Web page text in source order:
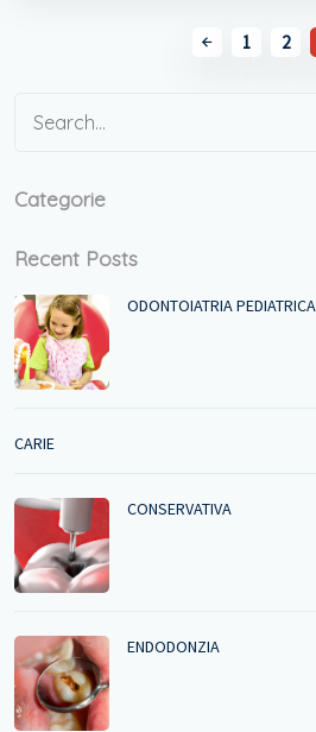
1 2
Categorie
Recent Posts
ODONTOIATRIA PEDIATRICA
CARIE
CONSERVATIVA
ENDODONZIA